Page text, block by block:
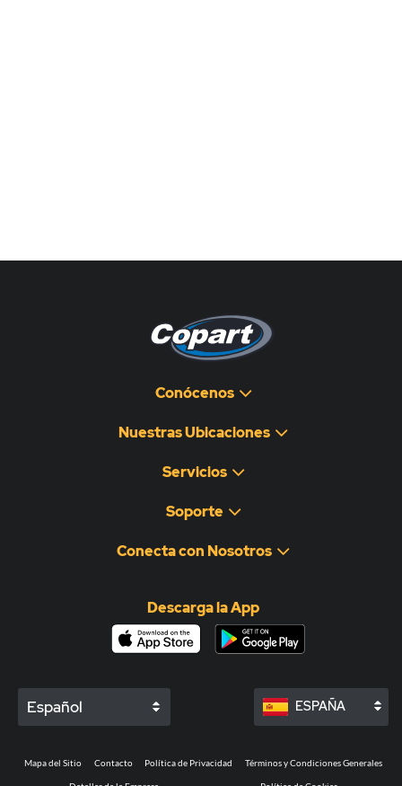
Conócenos
Nuestras Ubicaciones
Servicios
Soporte
Conecta con Nosotros
Descarga la App
Español ESPAÑA
Mapa del Sitio Contacto Política de Privacidad Términos y Condiciones Generales